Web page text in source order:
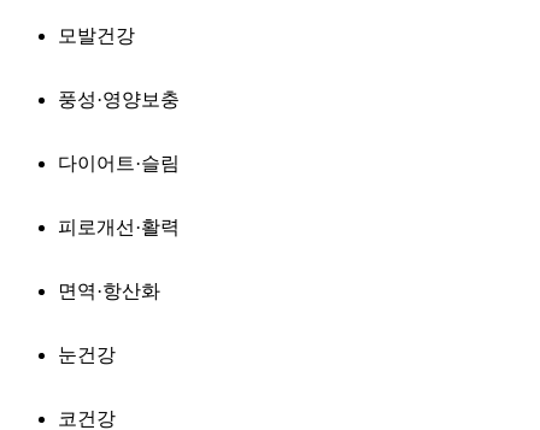
모발건강
풍성·영양보충
다이어트·슬림
피로개선·활력
면역·항산화
눈건강
코건강